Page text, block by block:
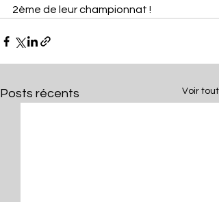
2ème de leur championnat !
Posts récents Voir tout